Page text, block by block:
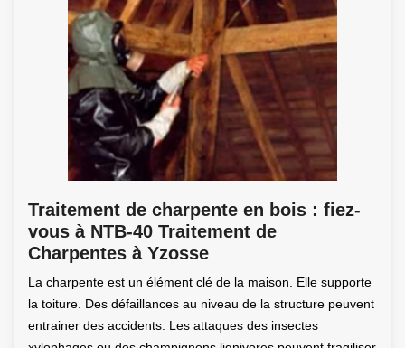
Traitement de charpente en bois : fiez-
vous à NTB-40 Traitement de
Charpentes à Yzosse
La charpente est un élément clé de la maison. Elle supporte
la toiture. Des défaillances au niveau de la structure peuvent
entrainer des accidents. Les attaques des insectes